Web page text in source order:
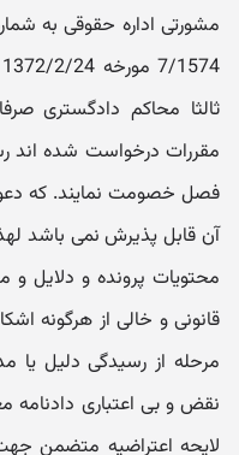
ثالثا محاکم دادگستری
مقررات درخواست شده اند
فصل خصومت نمایند. که
آن قابل پذیرش نمی باشد
محتویات پرونده و دلایل و
قانونی و خالی از هرگونه
مرحله از رسیدگی دلیل یا
نقض و بی اعتباری دادنامه
لایحه اعتراضیه متضمن